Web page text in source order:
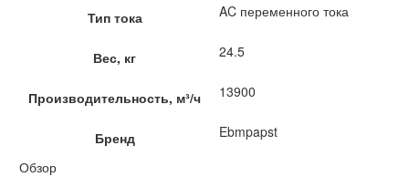
Тип тока AC переменного тока
Вес, кг 24.5
Производительность, м³/ч 13900
Бренд
Ebmpapst
Обзор